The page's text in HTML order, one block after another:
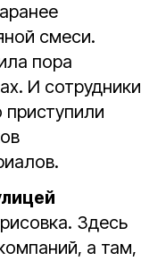
смеси.
пора
И сотрудники
Здесь
а там,